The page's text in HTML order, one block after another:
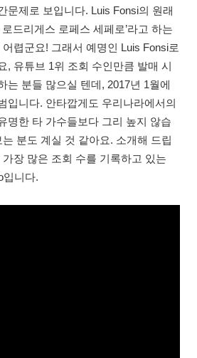
문제로 보입니다. Luis Fonsi의 원래
드리게스 로페스 세페로’라고 하는
렵군요! 그래서 예명인 Luis Fonsi로
, 유튜브 1위 조회 수인만큼 발매 시
는 분들 많으실 텐데, 2017년 1월에
입니다. 안타깝게도 우리나라에서의
명한 타 가수들보다 그리 높지 않습
분도 계실 것 같아요. 소개해 드립
장 많은 조회 수를 기록하고 있는
입니다.